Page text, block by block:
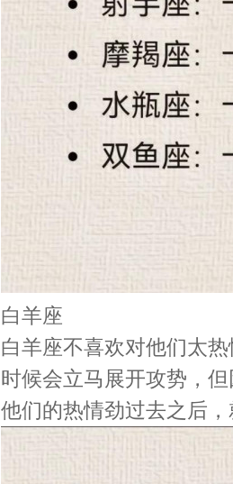
白羊座
白羊座不喜欢对他们太
时候会立马展开攻势，
他们的热情劲过去之后